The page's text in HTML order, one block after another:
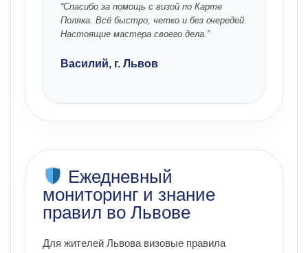
“Спасибо за помощь с визой по Карте
Поляка. Всё быстро, четко и без очередей.
Настоящие мастера своего дела.”
Василий, г. Львов
Ежедневный
мониторинг и знание
правил во Львове
Для жителей Львова визовые правила